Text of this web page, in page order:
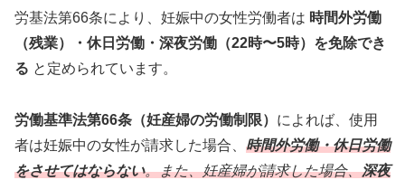
労基法第66条により、妊娠中の女性労働者は 時間外労働
（残業）・休日労働・深夜労働（22時〜5時）を免除でき
る と定められています。
労働基準法第66条（妊産婦の労働制限） によれば、使用
者は妊娠中の女性が請求した場合、 時間外労働・休日労働
をさせてはならない。また、妊産婦が請求した場合、深夜